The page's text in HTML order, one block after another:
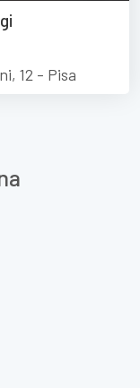
12 - Pisa